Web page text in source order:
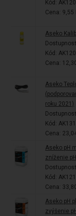
Kód:
Cena: 9,55
Aseko
Kód:
Cena:
Aseko
roku 2021)
Kód:
Cena:
Aseko pH
zníženie
Kód:
Cena:
Aseko pH
zvýšenie